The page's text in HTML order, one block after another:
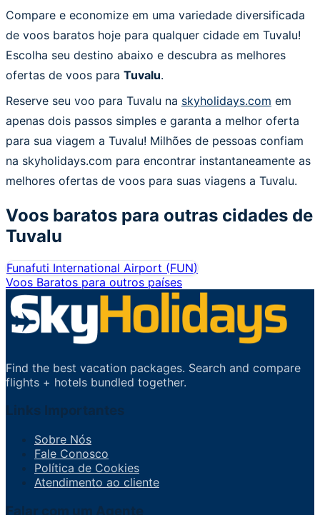
Compare e economize em uma variedade diversificada
de voos baratos hoje para qualquer cidade em Tuvalu!
Escolha seu destino abaixo e descubra as melhores
ofertas de voos para Tuvalu.
Reserve seu voo para Tuvalu na skyholidays.com em
apenas dois passos simples e garanta a melhor oferta
para sua viagem a Tuvalu! Milhões de pessoas confiam
na skyholidays.com para encontrar instantaneamente as
melhores ofertas de voos para suas viagens a Tuvalu.
Voos baratos para outras cidades de
Tuvalu
Funafuti International Airport (FUN)
Voos Baratos para outros países
Find the best vacation packages. Search and compare
flights + hotels bundled together.
Links Importantes
Sobre Nós
Fale Conosco
Política de Cookies
Atendimento ao cliente
Falar com um Agente